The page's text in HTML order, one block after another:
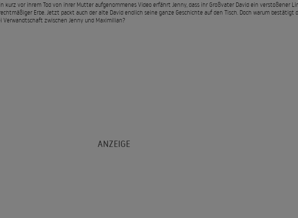
kurz vor ihrem Tod von ihrer Mutter aufgenommenes Video erfährt Jenny, dass ihr Großvater David ein verstoßener
Erbe. Jetzt packt auch der alte David endlich seine ganze Geschichte auf den Tisch. Doch warum bestätigt
Verwandtschaft zwischen Jenny und Maximilian?